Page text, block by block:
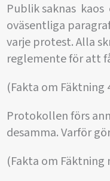
Publik saknas 
oväsentliga
varje protest. Alla
reglemente för att
(Fakta om Fäktning
Protokollen förs
desamma. Varför
(Fakta om Fäktning